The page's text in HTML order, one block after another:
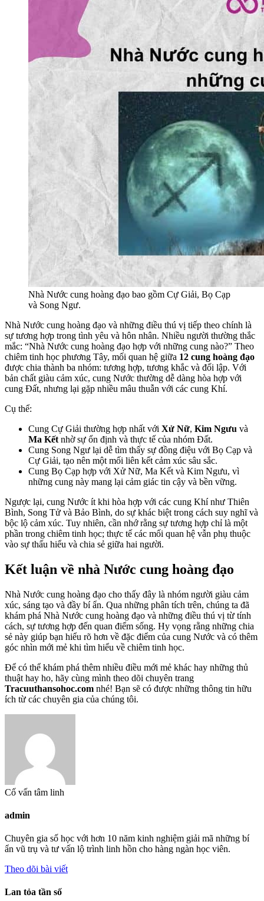
Nhà Nước cung hoàng đạo bao gồm Cự Giải, Bọ Cạp
và Song Ngư.
Nhà Nước cung hoàng đạo và những điều thú vị tiếp theo chính là
sự tương hợp trong tình yêu và hôn nhân. Nhiều người thường thắc
mắc: “Nhà Nước cung hoàng đạo hợp với những cung nào?” Theo
chiêm tinh học phương Tây, mối quan hệ giữa 12 cung hoàng đạo
được chia thành ba nhóm: tương hợp, tương khắc và đối lập. Với
bản chất giàu cảm xúc, cung Nước thường dễ dàng hòa hợp với
cung Đất, nhưng lại gặp nhiều mâu thuẫn với các cung Khí.
Cụ thể:
Cung Cự Giải thường hợp nhất với Xử Nữ, Kim Ngưu và
Ma Kết nhờ sự ổn định và thực tế của nhóm Đất.
Cung Song Ngư lại dễ tìm thấy sự đồng điệu với Bọ Cạp và
Cự Giải, tạo nên một mối liên kết cảm xúc sâu sắc.
Cung Bọ Cạp hợp với Xử Nữ, Ma Kết và Kim Ngưu, vì
những cung này mang lại cảm giác tin cậy và bền vững.
Ngược lại, cung Nước ít khi hòa hợp với các cung Khí như Thiên
Bình, Song Tử và Bảo Bình, do sự khác biệt trong cách suy nghĩ và
bộc lộ cảm xúc. Tuy nhiên, cần nhớ rằng sự tương hợp chỉ là một
phần trong chiêm tinh học; thực tế các mối quan hệ vẫn phụ thuộc
vào sự thấu hiểu và chia sẻ giữa hai người.
Kết luận về nhà Nước cung hoàng đạo
Nhà Nước cung hoàng đạo cho thấy đây là nhóm người giàu cảm
xúc, sáng tạo và đầy bí ẩn. Qua những phân tích trên, chúng ta đã
khám phá Nhà Nước cung hoàng đạo và những điều thú vị từ tính
cách, sự tương hợp đến quan điểm sống. Hy vọng rằng những chia
sẻ này giúp bạn hiểu rõ hơn về đặc điểm của cung Nước và có thêm
góc nhìn mới mẻ khi tìm hiểu về chiêm tinh học.
Để có thể khám phá thêm nhiều điều mới mẻ khác hay những thủ
thuật hay ho, hãy cùng mình theo dõi chuyên trang
Tracuuthansohoc.com nhé! Bạn sẽ có được những thông tin hữu
ích từ các chuyên gia của chúng tôi.
Cố vấn tâm linh
admin
Chuyên gia số học với hơn 10 năm kinh nghiệm giải mã những bí
ẩn vũ trụ và tư vấn lộ trình linh hồn cho hàng ngàn học viên.
Theo dõi bài viết
Lan tỏa tần số